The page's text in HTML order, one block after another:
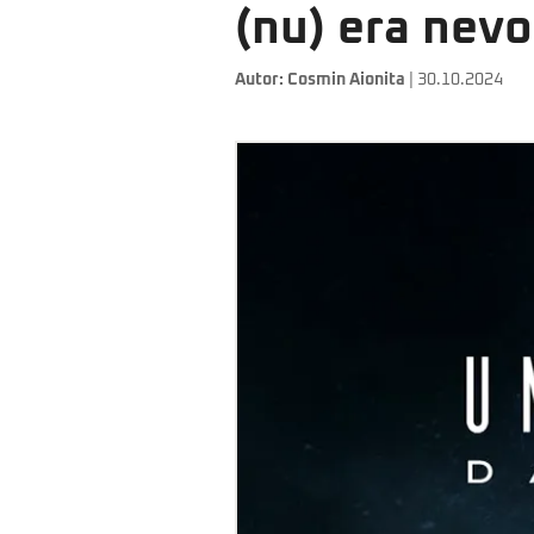
(nu) era
Autor: Cosmin Aionita | 30.10.2024